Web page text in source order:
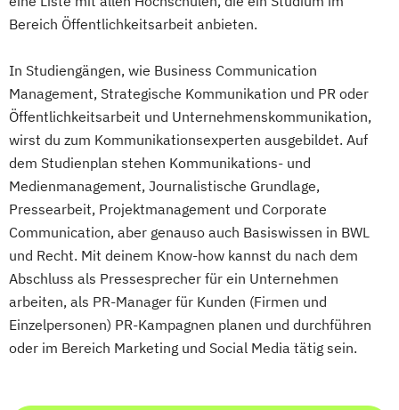
Bereich Öffentlichkeitsarbeit anbieten.
In Studiengängen, wie Business Communication
Management, Strategische Kommunikation und PR oder
Öffentlichkeitsarbeit und Unternehmenskommunikation,
wirst du zum Kommunikationsexperten ausgebildet. Auf
dem Studienplan stehen Kommunikations- und
Medienmanagement, Journalistische Grundlage,
Pressearbeit, Projektmanagement und Corporate
Communication, aber genauso auch Basiswissen in BWL
und Recht. Mit deinem Know-how kannst du nach dem
Abschluss als Pressesprecher für ein Unternehmen
arbeiten, als PR-Manager für Kunden (Firmen und
Einzelpersonen) PR-Kampagnen planen und durchführen
oder im Bereich Marketing und Social Media tätig sein.